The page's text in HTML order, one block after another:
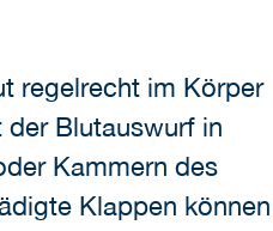
regelrecht im Körper
Blutauswurf in
Kammern des
Klappen können